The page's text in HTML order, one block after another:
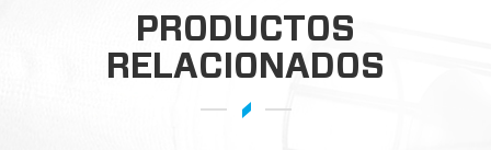
PRODUCTOS
RELACIONADOS